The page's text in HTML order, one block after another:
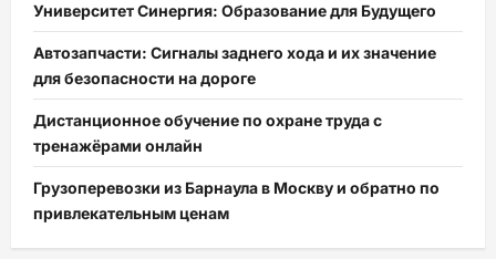
Университет Синергия: Образование для Будущего
Автозапчасти: Сигналы заднего хода и их значение
для безопасности на дороге
Дистанционное обучение по охране труда с
тренажёрами онлайн
Грузоперевозки из Барнаула в Москву и обратно по
привлекательным ценам